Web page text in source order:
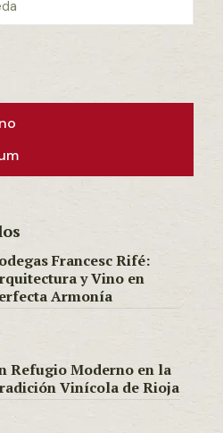
Francesc Rifé:
y Vino en
Armonía
Refugio Moderno en la
Vinícola de Rioja